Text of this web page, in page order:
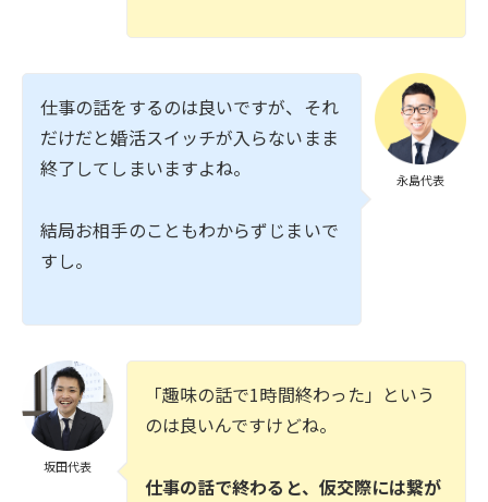
永島代表
仕事の話をするのは良いですが、それ
だけだと婚活スイッチが入らないまま
終了してしまいますよね。
結局お相手のこともわからずじまいで
すし。
坂田代表
「趣味の話で1時間終わった」という
のは良いんですけどね。
仕事の話で終わると、仮交際には繋が